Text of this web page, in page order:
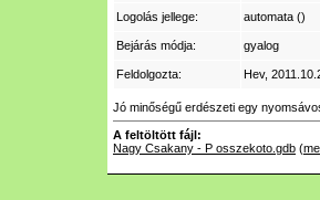
Logolás jellege: automata ()
Bejárás módja: gyalog
Feldolgozta: Hev,
Jó minőségű erdészeti egy
A feltöltött fájl:
Nagy Csakany - P osszekoto.gdb (